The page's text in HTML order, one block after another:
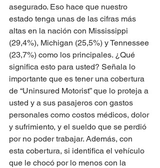
asegurado. Eso hace que nuestro
estado tenga unas de las cifras más
altas en la nación con Mississippi
(29,4%), Michigan (25,5%) y Tennessee
(23,7%) como los principales. ¿Qué
significa esto para usted? Señala lo
importante que es tener una cobertura
de “Uninsured Motorist” que lo proteja a
usted y a sus pasajeros con gastos
personales como costos médicos, dolor
y sufrimiento, y el sueldo que se perdió
por no poder trabajar. Además, con
esta cobertura, si identifica el vehículo
que le chocó por lo menos con la